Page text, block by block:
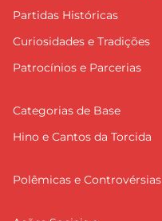
Partidas Históricas
Curiosidades e Tradições
Patrocínios e Parcerias
Categorias de Base
Hino e Cantos da Torcida
Polêmicas e Controvérsias